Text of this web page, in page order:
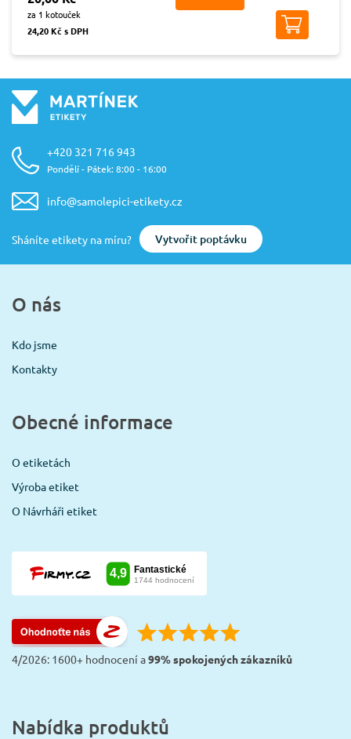
za 1 kotouček
24,20 Kč s DPH
+420 321 716 943
Pondělí - Pátek: 8:00 - 16:00
info@samolepici-etikety.cz
Sháníte etikety na míru? Vytvořit poptávku
O nás
Kdo jsme
Kontakty
Obecné informace
O etiketách
Výroba etiket
O Návrháři etiket
4/2026: 1600+ hodnocení a99% spokojených zákazníků
Nabídka produktů